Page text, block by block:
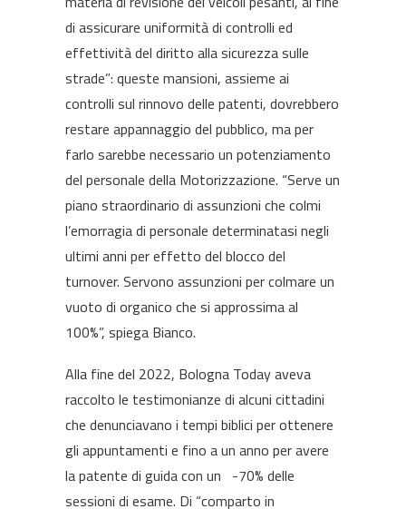
di assicurare uniformità di controlli ed
effettività del diritto alla sicurezza sulle
strade”: queste mansioni, assieme ai
controlli sul rinnovo delle patenti, dovrebbero
restare appannaggio del pubblico, ma per
farlo sarebbe necessario un potenziamento
del personale della Motorizzazione. “Serve un
piano straordinario di assunzioni che colmi
l’emorragia di personale determinatasi negli
ultimi anni per effetto del blocco del
turnover. Servono assunzioni per colmare un
vuoto di organico che si approssima al
100%”, spiega Bianco.
Alla fine del 2022, Bologna Today aveva
raccolto le testimonianze di alcuni cittadini
che denunciavano i tempi biblici per ottenere
gli appuntamenti e fino a un anno per avere
la patente di guida con un -70% delle
sessioni di esame. Di “comparto in